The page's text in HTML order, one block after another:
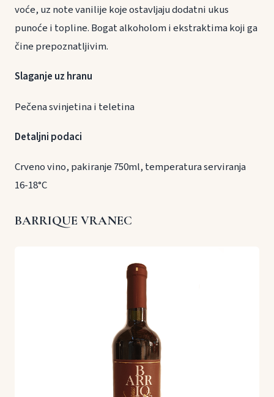
voće, uz note vanilije koje ostavljaju dodatni ukus
punoće i topline. Bogat alkoholom i ekstraktima koji ga
čine prepoznatljivim.
Slaganje uz hranu
Pečena svinjetina i teletina
Detaljni podaci
Crveno vino, pakiranje 750ml, temperatura serviranja
16-18°C
BARRIQUE VRANEC